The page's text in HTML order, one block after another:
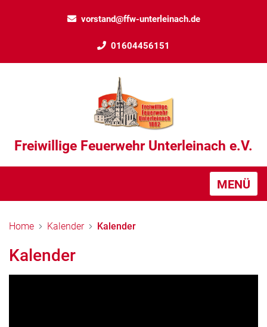
vorstand@ffw-unterleinach.de
01604456151
Freiwillige Feuerwehr Unterleinach e.V.
MENÜ
Home Kalender Kalender
Kalender